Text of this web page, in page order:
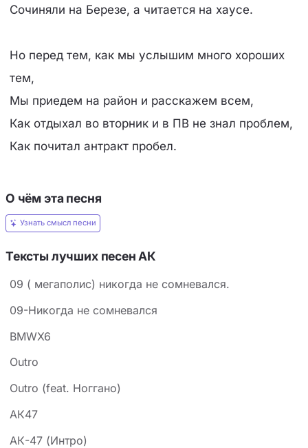
Сочиняли на Березе, а читается на хаусе.
Но перед тем, как мы услышим много хороших
тем,
Мы приедем на район и расскажем всем,
Как отдыхал во вторник и в ПВ не знал проблем,
Как почитал антракт пробел.
О чём эта песня
Узнать смысл песни
Тексты лучших песен АК
09 ( мегаполис) никогда не сомневался.
09-Никогда не сомневался
BMWX6
Outro
Outro (feat. Ноггано)
АК47
АК-47 (Интро)